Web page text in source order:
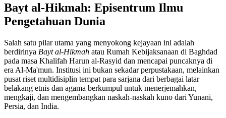
Bayt al-Hikmah: Episentrum Ilmu
Pengetahuan Dunia
Salah satu pilar utama yang menyokong kejayaan ini adalah
berdirinya Bayt al-Hikmah atau Rumah Kebijaksanaan di Baghdad
pada masa Khalifah Harun al-Rasyid dan mencapai puncaknya di
era Al-Ma'mun. Institusi ini bukan sekadar perpustakaan, melainkan
pusat riset multidisiplin tempat para sarjana dari berbagai latar
belakang etnis dan agama berkumpul untuk menerjemahkan,
mengkaji, dan mengembangkan naskah-naskah kuno dari Yunani,
Persia, dan India.